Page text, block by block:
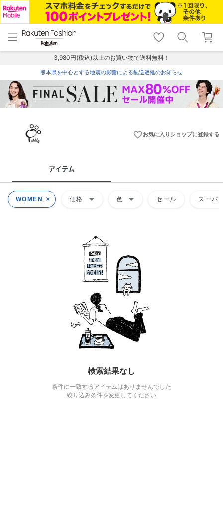
menu home
トップ
shopping_cart lock_outline
ログイン
3,980円(税込)以上のお買い物で送料無料！
熊本県を中心とする地震の影響による配送遅延のお知らせ
favorite_borderお気に入りショップに登録する
アイテム
WOMEN 価格 arrow_drop_down 色 arrow_drop_down セール スーパ
検索結果なし
条件に一致するアイテムはありませんでした
絞り込み条件を変更してください